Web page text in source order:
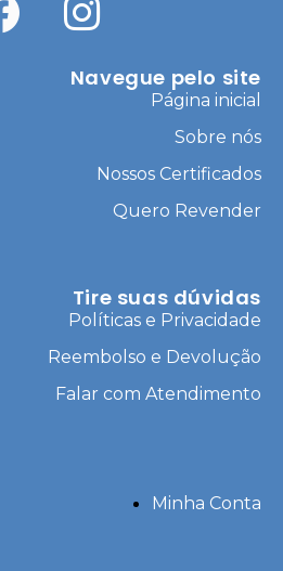
Navegue pelo site
Página inicial
Sobre nós
Nossos Certificados
Quero Revender
Tire suas dúvidas
Políticas e Privacidade
Reembolso e Devolução
Falar com Atendimento
Minha Conta